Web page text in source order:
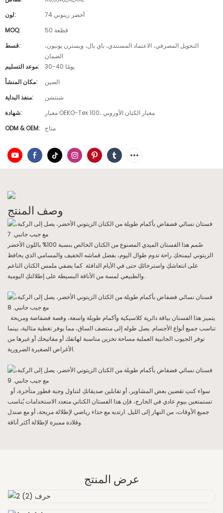
لون:
74 أخضر زيتوني
MOQ:
50 قطعة
قسط:
التحويل المصرفي، الاعتماد المستندي، باي بال، ويسترن يونيون،
الضمان
موعد التسليم:
30-40 يومًا
مكان المنشأ:
الصين
منفذ البداية:
شنتشن
شهادة:
معيار OEKO-Tex 100، معيار الكتان الأوروبي
ODM & OEM:
متاح
وصف المنتج
صُمم هذا الفستان الميدي المصنوع من الكتان الخالص بنسبة 100% باللون الأخضر
الزيتوني ليمنحكِ راحة تدوم طوال اليوم، بفضل قماشه الخفيف والمسامي الذي يحافظ
على انتعاشكِ واسترخائكِ حتى في الأيام الدافئة. كما يضفي ملمس الكتان الناعم
والطبيعي لمسة من الأناقة البسيطة على إطلالتكِ اليومية.
تناسب جميع أنواع الأجسام. يصل طوله إلى منتصف الساق، مما يوفر تغطية مثالية، بينما
توفر الجيوب الجانبية العملية مساحة تخزين مناسبة لهاتفك أو مفاتيحك أو غيرها من
الأغراض الصغيرة الضرورية.
تستمتعين بيومٍ عادي في الخارج، فإن هذا الفستان الكتاني متعدد الاستخدامات يُناسب
جميع الأوقات، من النهار إلى الليل. ارتديه مع حذاء رياضي لإطلالة مريحة، أو مع صندل
وقلادة مميزة لإطلالة أكثر أناقة.
عرض المنتج